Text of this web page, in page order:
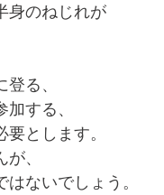
身のねじれが
る、
する、
とします。
、
ないでしょう。